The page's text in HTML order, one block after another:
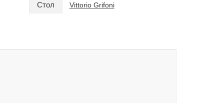
Стол Vittorio Grifoni